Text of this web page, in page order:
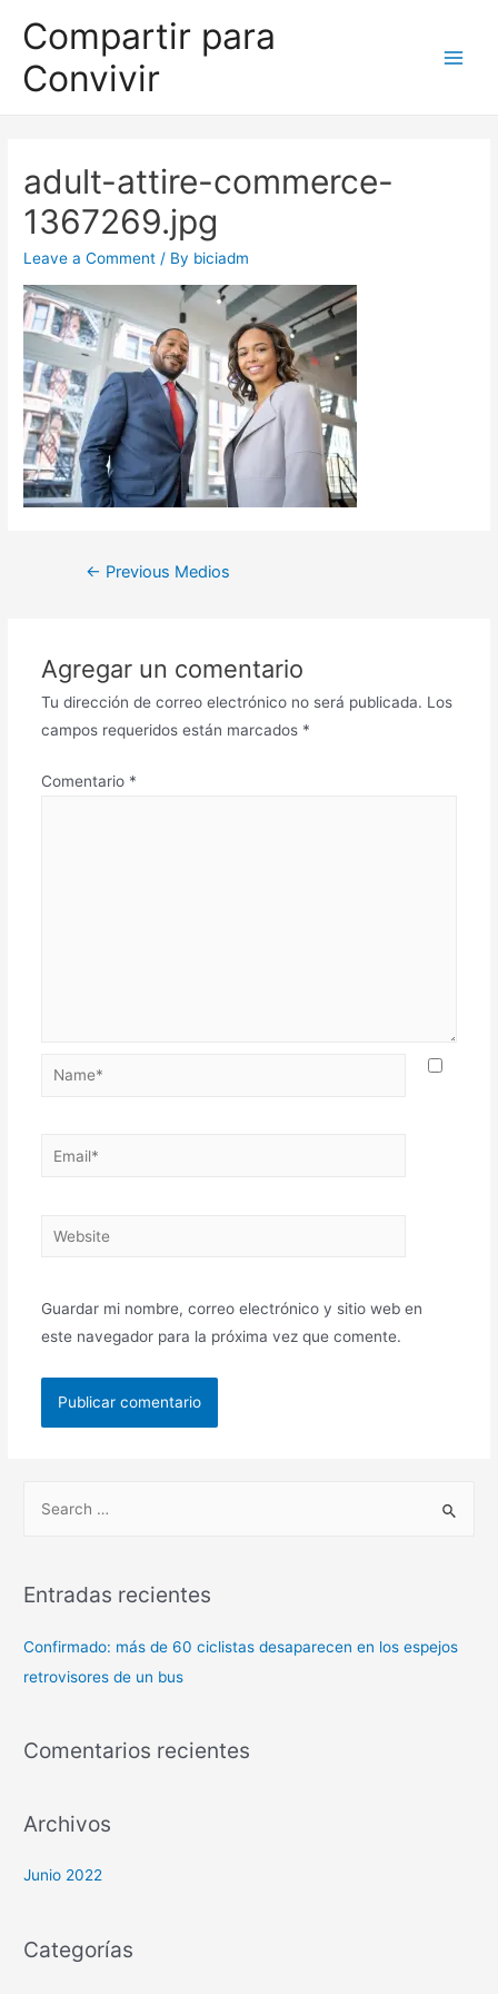
Compartir para
Convivir
adult-attire-commerce-
1367269.jpg
Leave a Comment / By biciadm
← Previous Medios
Agregar un comentario
Tu dirección de correo electrónico no será publicada. Los
campos requeridos están marcados *
Comentario *
Guardar mi nombre, correo electrónico y sitio web en
este navegador para la próxima vez que comente.
Entradas recientes
Confirmado: más de 60 ciclistas desaparecen en los espejos
retrovisores de un bus
Comentarios recientes
Archivos
Junio 2022
Categorías